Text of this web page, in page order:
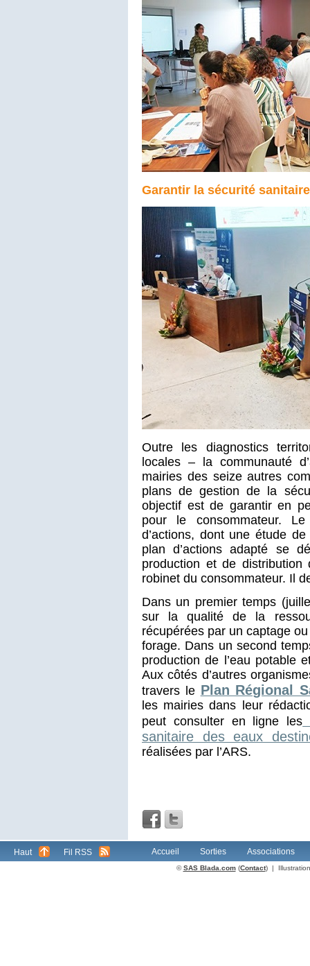
Garantir la sécurité
Outre les diagnostics
locales – la communauté
mairies des seize autres
plans de gestion de la
objectif est de garantir en
pour le consommateur.
d’actions, dont une étude
plan d’actions adapté se
production et de distribution
robinet du consommateur. Il
Dans un premier temps
sur la qualité de la
récupérées par un captage ou
forage. Dans un second
production de l’eau potable
Aux côtés d’autres
travers le Plan Régional
les mairies dans leur
peut consulter en ligne les
sanitaire des eaux
réalisées par l’ARS.
Haut Fil RSS Accueil Sorties Associations
©SAS Blada.com(Contact) |